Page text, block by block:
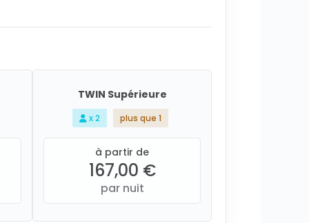
TWIN Supérieure
x 2 plus que 1
à partir de
167,00 €
par nuit